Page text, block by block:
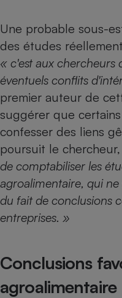
Une probable sous-
des études
« c'est aux chercheurs
éventuels conflits
premier auteur de
suggérer que
confesser des liens
poursuit le chercheur,
de comptabiliser les
agroalimentaire, qui
du fait de conclusions
entreprises. »
Conclusions
agroalimentaire